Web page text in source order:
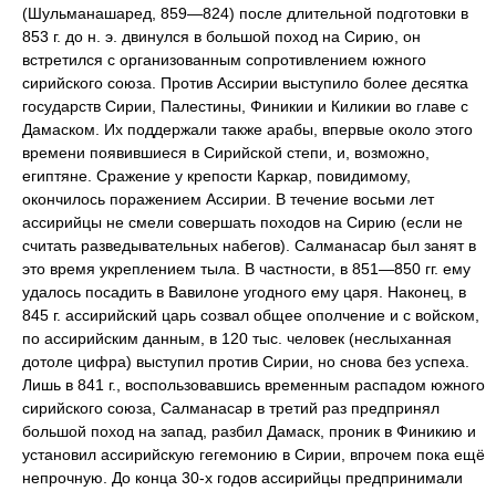
(Шульманашаред, 859—824) после длительной подготовки в
853 г. до н. э. двинулся в большой поход на Сирию, он
встретился с организованным сопротивлением южного
сирийского союза. Против Ассирии выступило более десятка
государств Сирии, Палестины, Финикии и Киликии во главе с
Дамаском. Их поддержали также арабы, впервые около этого
времени появившиеся в Сирийской степи, и, возможно,
египтяне. Сражение у крепости Каркар, повидимому,
окончилось поражением Ассирии. В течение восьми лет
ассирийцы не смели совершать походов на Сирию (если не
считать разведывательных набегов). Салманасар был занят в
это время укреплением тыла. В частности, в 851—850 гг. ему
удалось посадить в Вавилоне угодного ему царя. Наконец, в
845 г. ассирийский царь созвал общее ополчение и с войском,
по ассирийским данным, в 120 тыс. человек (неслыханная
дотоле цифра) выступил против Сирии, но снова без успеха.
Лишь в 841 г., воспользовавшись временным распадом южного
сирийского союза, Салманасар в третий раз предпринял
большой поход на запад, разбил Дамаск, проник в Финикию и
установил ассирийскую гегемонию в Сирии, впрочем пока ещё
непрочную. До конца 30-х годов ассирийцы предпринимали